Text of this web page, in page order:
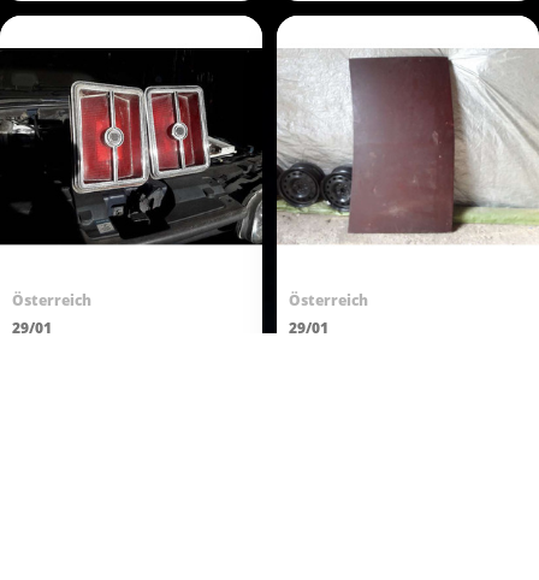
Österreich
29/01
Österreich
29/01